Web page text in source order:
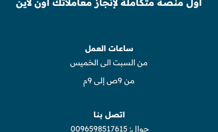
أول منصة متكاملة لإنجاز معاملاتك أون لاين
ساعات العمل
من السبت الى الخميس
من 9ص إلى 9م
اتصل بنا
جوال: 0096598517615